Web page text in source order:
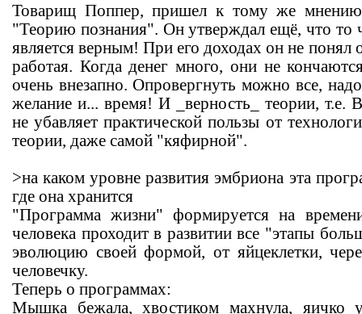
Товарищ Поппер, пришел к тому же
"Теорию познания". Он утверждал ещё, что то
является верным! При его доходах он не
работая. Когда денег много, они не
очень внезапно. Опровергнуть можно все,
желание и... время! И _верность_ теории, т.е.
не убавляет практической пользы от
теории, даже самой "кяфирной".
>на каком уровне развития эмбриона эта
где она хранится
"Программа жизни" формируется на
человека проходит в развитии все "этапы
эволюцию своей формой, от яйцеклетки,
человечку.
Теперь о программах:
Мышка бежала, хвостиком махнула, яичко